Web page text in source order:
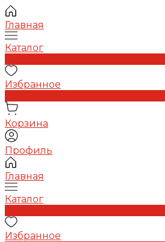
Главная
Каталог
Избранное
Корзина
Профиль
Главная
Каталог
Избранное